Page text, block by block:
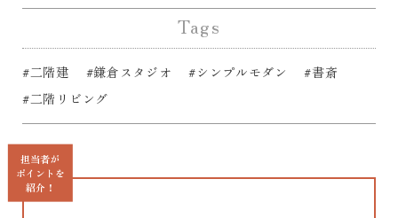
Tags
#二階建 #鎌倉スタジオ #シンプルモダン
#書斎
#二階リビング
担当者が
ポイントを
紹介！